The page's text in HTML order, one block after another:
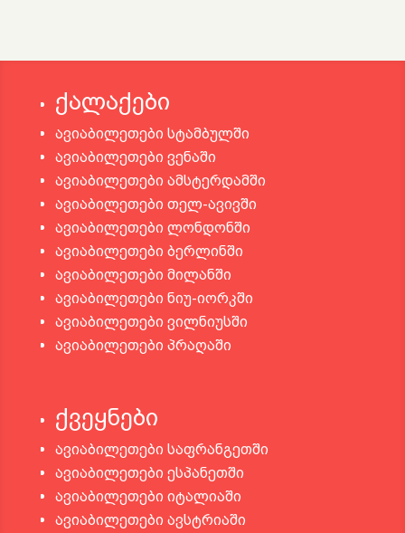
ქალაქები
ავიაბილეთები სტამბულში
ავიაბილეთები ვენაში
ავიაბილეთები ამსტერდამში
ავიაბილეთები თელ-ავივში
ავიაბილეთები ლონდონში
ავიაბილეთები ბერლინში
ავიაბილეთები მილანში
ავიაბილეთები ნიუ-იორკში
ავიაბილეთები ვილნიუსში
ავიაბილეთები პრაღაში
ქვეყნები
ავიაბილეთები საფრანგეთში
ავიაბილეთები ესპანეთში
ავიაბილეთები იტალიაში
ავიაბილეთები ავსტრიაში